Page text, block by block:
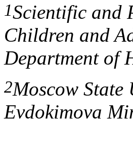
1Scientific and
Children and
Department of
2Moscow
Evdokimova